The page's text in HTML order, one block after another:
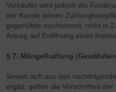
Verkäufer wird jedoch die
der Kunde seinen
gegenüber nachkommt, nicht in
Antrag auf Eröffnung eines
§ 7. Mängelhaftung
Soweit sich aus den
ergibt, gelten die Vorschriften